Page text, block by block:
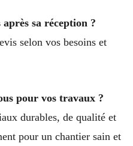
sa réception ?
selon vos besoins et
pour vos travaux ?
durables, de qualité et
pour un chantier sain et